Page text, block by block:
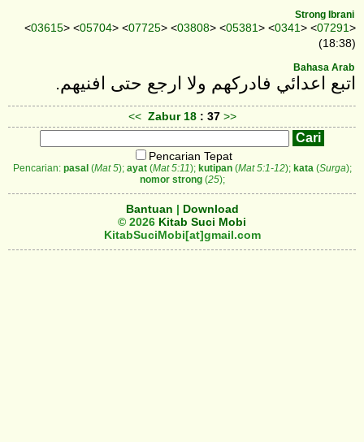
Strong Ibrani
<03615> <05704> <07725> <03808> <05381> <0341> <07291>
(18:38)
Bahasa Arab
<< Zabur 18 : 37 >>
Pencarian Tepat
Pencarian: pasal(Mat 5); ayat(Mat 5:11); kutipan(Mat 5:1-12); kata (Surga);
nomor strong(25);
Bantuan | Download
© 2026 Kitab Suci Mobi
KitabSuciMobi[at]gmail.com